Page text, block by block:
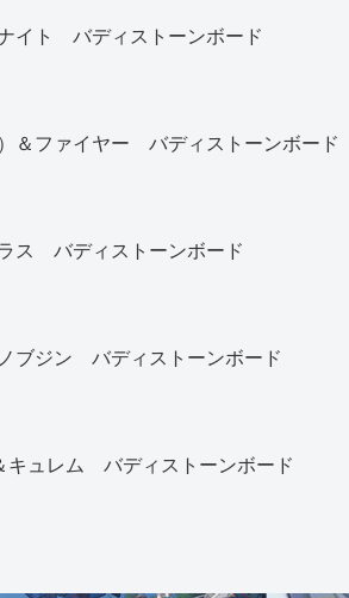
イト バディストーンボード
＆ファイヤー バディストーンボード
ス バディストーンボード
ブジン バディストーンボード
キュレム バディストーンボード